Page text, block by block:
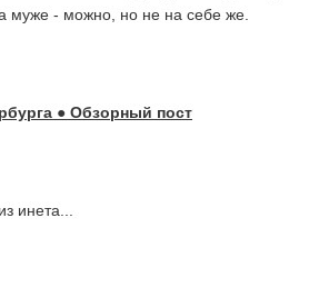
муже - можно, но не на себе же.
● Обзорный пост
инета...